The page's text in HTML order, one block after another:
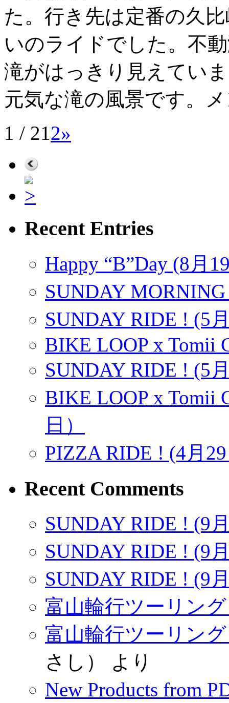
た。行き先は定番の久
いのライドでした。不
滝がはっきり見えてい
元気な滝の風景です。
1 / 21 2»
Recent Entries
Happy “B”Day (8月
SUNDAY
SUNDAY RIDE ! (5
BIKE LOOP x Tomii
SUNDAY RIDE ! (5
BIKE LOOP x Tomii
日）
PIZZA RIDE ! (4月
Recent Comments
SUNDAY RIDE ! (9
SUNDAY RIDE ! (9
SUNDAY RIDE ! (9
富山輪行ツーリン
富山輪行ツーリン
さし）
より
New Products from